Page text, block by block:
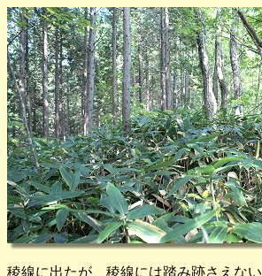
稜線に出たが、稜線には踏み跡さえない